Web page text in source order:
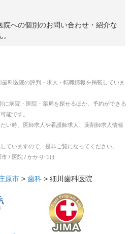
院への個別のお問い合わせ・紹介な
歯科医院の評判・求人・転職情報を掲載していま
に病院・医院・薬局を探せるほか、予約ができる
能です。
い時、医師求人や看護師求人、薬剤師求人情報
ていますので、是非ご覧になってください。
/ 医院 / かかりつけ
原市 > 歯科 > 細川歯科医院